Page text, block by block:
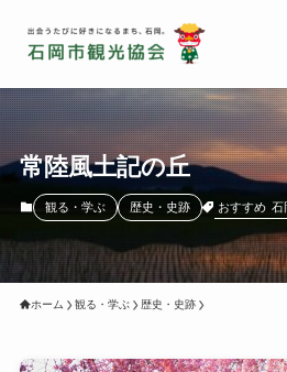
常陸風土記の丘
観る・学ぶ 歴史・史跡 おすすめ 石
ホーム 観る・学ぶ 歴史・史跡